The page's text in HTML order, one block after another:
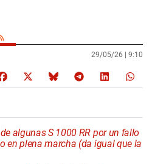
29/05/26 | 9:10
algunas S 1000 RR por un fallo
en plena marcha (da igual que la